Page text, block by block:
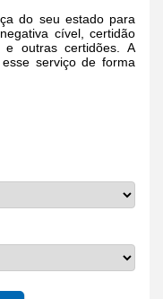
do seu estado para
cível, certidão
e outras certidões. A
serviço de forma